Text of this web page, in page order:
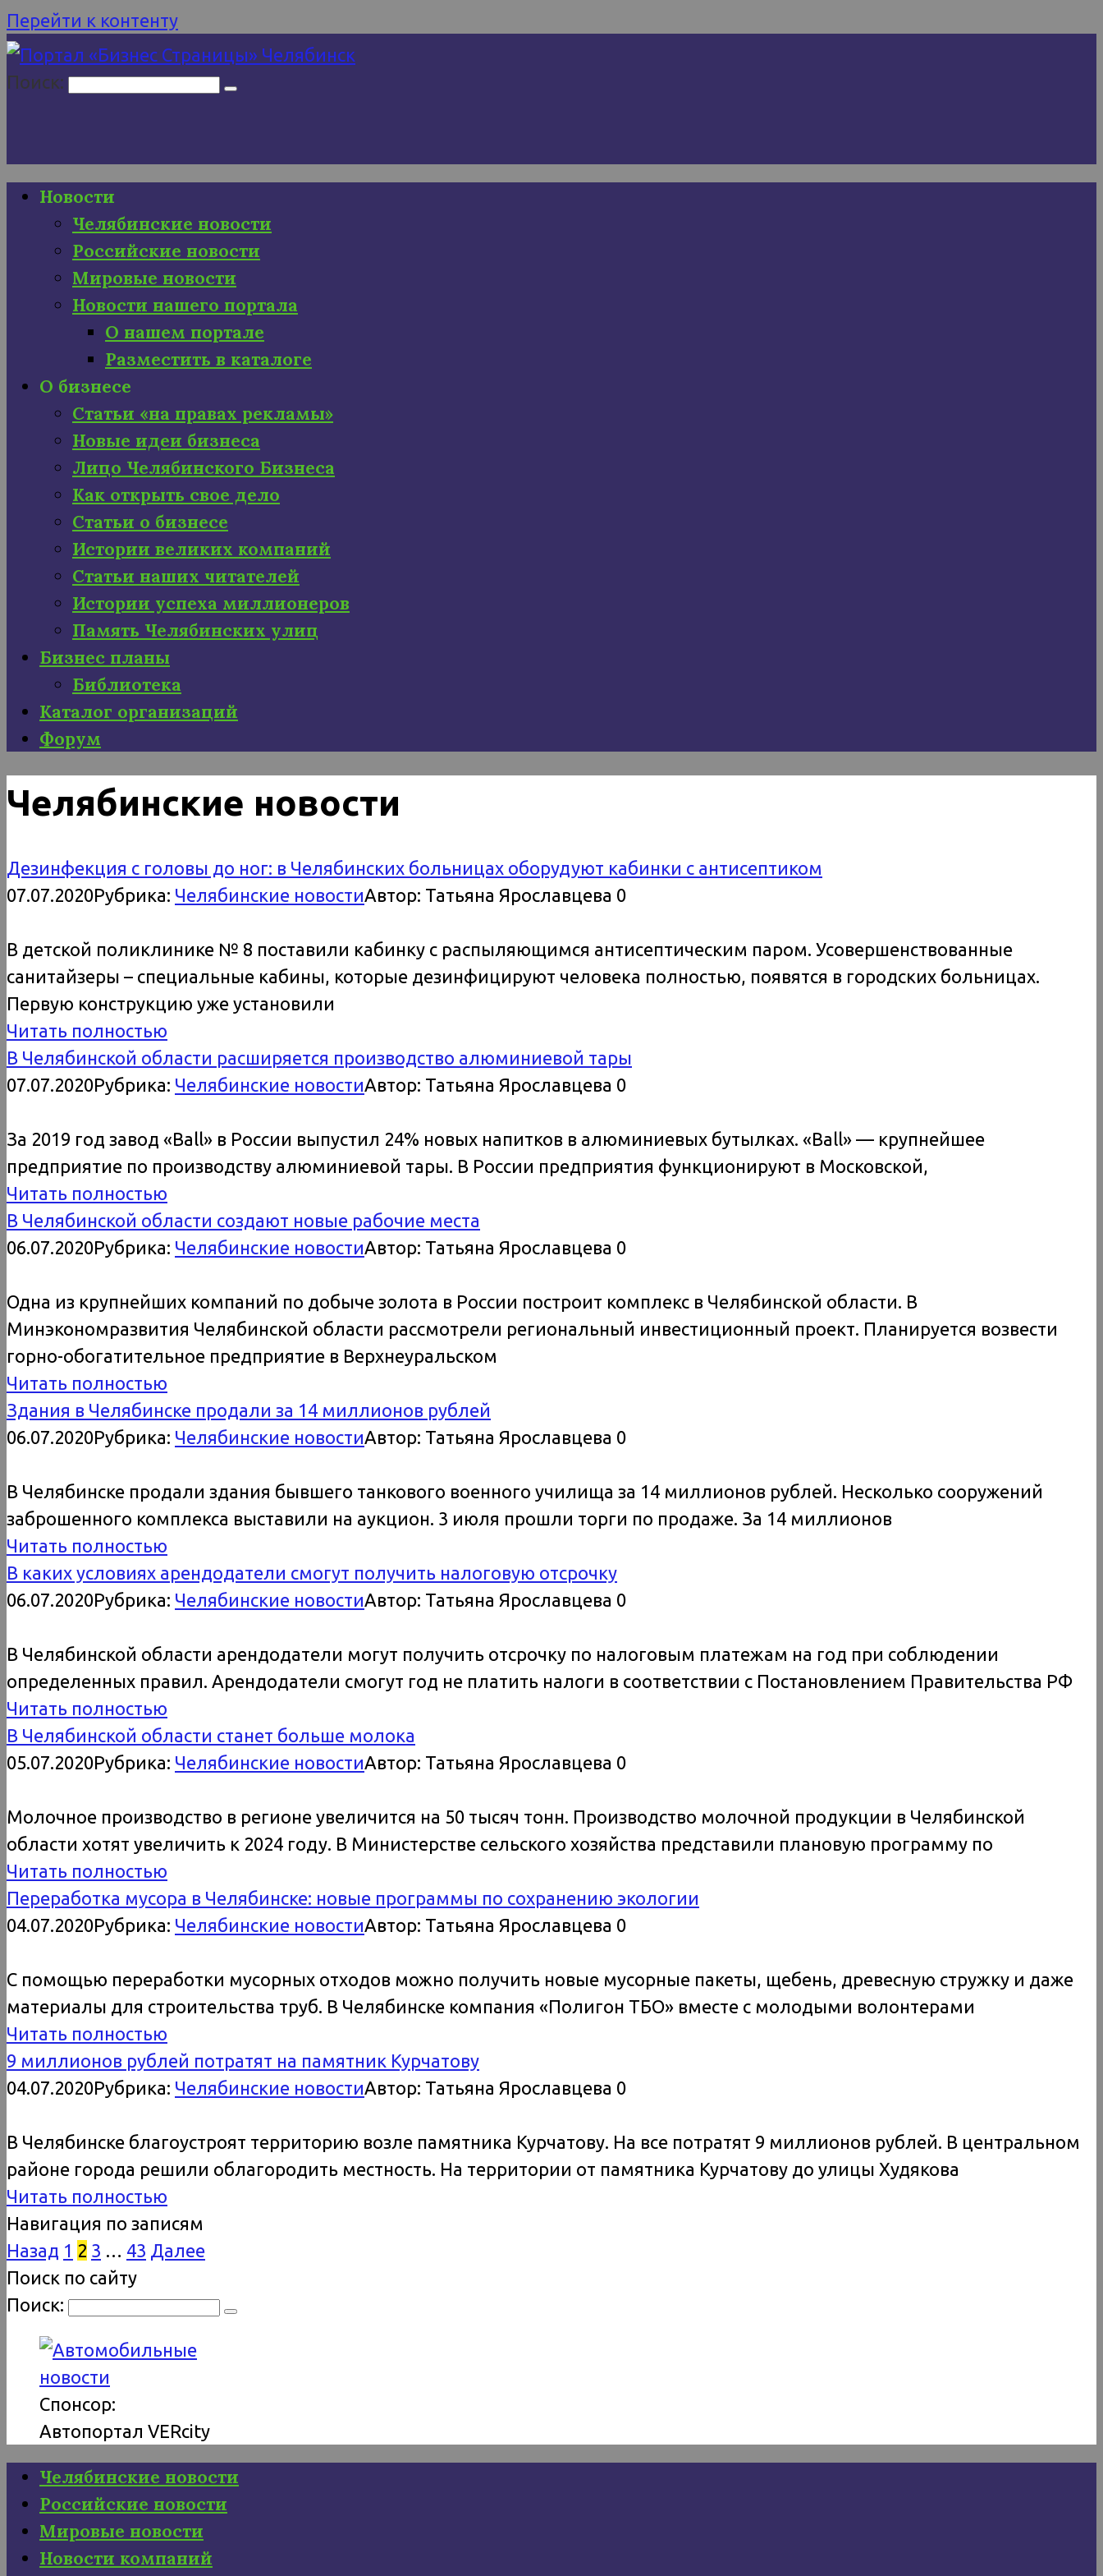
Перейти к контенту
Поиск:
Новости
Челябинские новости
Российские новости
Мировые новости
Новости нашего портала
О нашем портале
Разместить в каталоге
О бизнесе
Статьи «на правах рекламы»
Новые идеи бизнеса
Лицо Челябинского Бизнеса
Как открыть свое дело
Статьи о бизнесе
Истории великих компаний
Статьи наших читателей
Истории успеха миллионеров
Память Челябинских улиц
Бизнес планы
Библиотека
Каталог организаций
Форум
Челябинские новости
Дезинфекция с головы до ног: в Челябинских больницах оборудуют кабинки с антисептиком
07.07.2020Рубрика: Челябинские новостиАвтор: Татьяна Ярославцева 0
В детской поликлинике № 8 поставили кабинку с распыляющимся антисептическим паром. Усовершенствованные
санитайзеры – специальные кабины, которые дезинфицируют человека полностью, появятся в городских больницах.
Первую конструкцию уже установили
Читать полностью
В Челябинской области расширяется производство алюминиевой тары
07.07.2020Рубрика: Челябинские новостиАвтор: Татьяна Ярославцева 0
За 2019 год завод «Ball» в России выпустил 24% новых напитков в алюминиевых бутылках. «Ball» — крупнейшее
предприятие по производству алюминиевой тары. В России предприятия функционируют в Московской,
Читать полностью
В Челябинской области создают новые рабочие места
06.07.2020Рубрика: Челябинские новостиАвтор: Татьяна Ярославцева 0
Одна из крупнейших компаний по добыче золота в России построит комплекс в Челябинской области. В
Минэкономразвития Челябинской области рассмотрели региональный инвестиционный проект. Планируется возвести
горно-обогатительное предприятие в Верхнеуральском
Читать полностью
Здания в Челябинске продали за 14 миллионов рублей
06.07.2020Рубрика: Челябинские новостиАвтор: Татьяна Ярославцева 0
В Челябинске продали здания бывшего танкового военного училища за 14 миллионов рублей. Несколько сооружений
заброшенного комплекса выставили на аукцион. 3 июля прошли торги по продаже. За 14 миллионов
Читать полностью
В каких условиях арендодатели смогут получить налоговую отсрочку
06.07.2020Рубрика: Челябинские новостиАвтор: Татьяна Ярославцева 0
В Челябинской области арендодатели могут получить отсрочку по налоговым платежам на год при соблюдении
определенных правил. Арендодатели смогут год не платить налоги в соответствии с Постановлением Правительства РФ
Читать полностью
В Челябинской области станет больше молока
05.07.2020Рубрика: Челябинские новостиАвтор: Татьяна Ярославцева 0
Молочное производство в регионе увеличится на 50 тысяч тонн. Производство молочной продукции в Челябинской
области хотят увеличить к 2024 году. В Министерстве сельского хозяйства представили плановую программу по
Читать полностью
Переработка мусора в Челябинске: новые программы по сохранению экологии
04.07.2020Рубрика: Челябинские новостиАвтор: Татьяна Ярославцева 0
С помощью переработки мусорных отходов можно получить новые мусорные пакеты, щебень, древесную стружку и даже
материалы для строительства труб. В Челябинске компания «Полигон ТБО» вместе с молодыми волонтерами
Читать полностью
9 миллионов рублей потратят на памятник Курчатову
04.07.2020Рубрика: Челябинские новостиАвтор: Татьяна Ярославцева 0
В Челябинске благоустроят территорию возле памятника Курчатову. На все потратят 9 миллионов рублей. В центральном
районе города решили облагородить местность. На территории от памятника Курчатову до улицы Худякова
Читать полностью
Навигация по записям
Назад 1 2 3 … 43 Далее
Поиск по сайту
Поиск:
Спонсор:
Автопортал VERcity
Челябинские новости
Российские новости
Мировые новости
Новости компаний